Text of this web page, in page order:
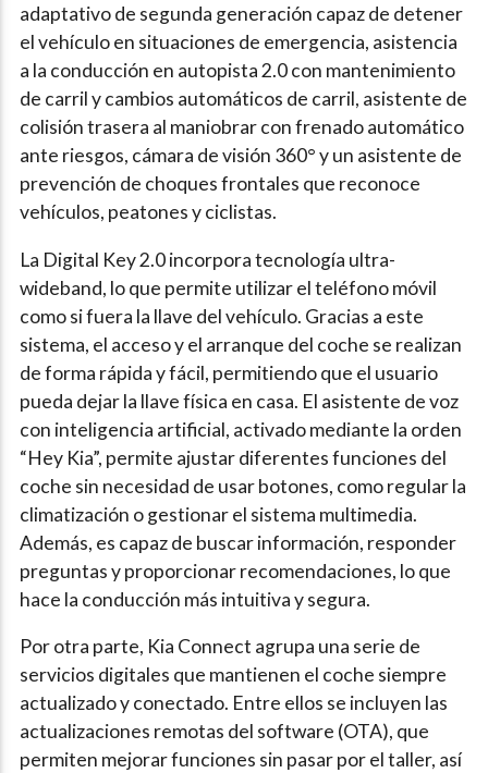
adaptativo de segunda generación capaz de detener
el vehículo en situaciones de emergencia, asistencia
a la conducción en autopista 2.0 con mantenimiento
de carril y cambios automáticos de carril, asistente de
colisión trasera al maniobrar con frenado automático
ante riesgos, cámara de visión 360° y un asistente de
prevención de choques frontales que reconoce
vehículos, peatones y ciclistas.
La Digital Key 2.0 incorpora tecnología ultra-
wideband, lo que permite utilizar el teléfono móvil
como si fuera la llave del vehículo. Gracias a este
sistema, el acceso y el arranque del coche se realizan
de forma rápida y fácil, permitiendo que el usuario
pueda dejar la llave física en casa. El asistente de voz
con inteligencia artificial, activado mediante la orden
“Hey Kia”, permite ajustar diferentes funciones del
coche sin necesidad de usar botones, como regular la
climatización o gestionar el sistema multimedia.
Además, es capaz de buscar información, responder
preguntas y proporcionar recomendaciones, lo que
hace la conducción más intuitiva y segura.
Por otra parte, Kia Connect agrupa una serie de
servicios digitales que mantienen el coche siempre
actualizado y conectado. Entre ellos se incluyen las
actualizaciones remotas del software (OTA), que
permiten mejorar funciones sin pasar por el taller, así